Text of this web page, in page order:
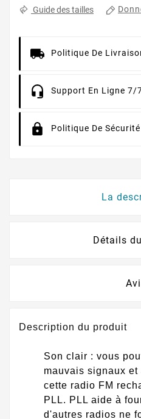
Guide des tailles
Politique De
Support En Ligne 7/
Politique De Sécurité
La
Détails
Description du produit
Son clair : vous
mauvais signaux
cette radio FM
PLL. PLL aide à
d'autres radios ne